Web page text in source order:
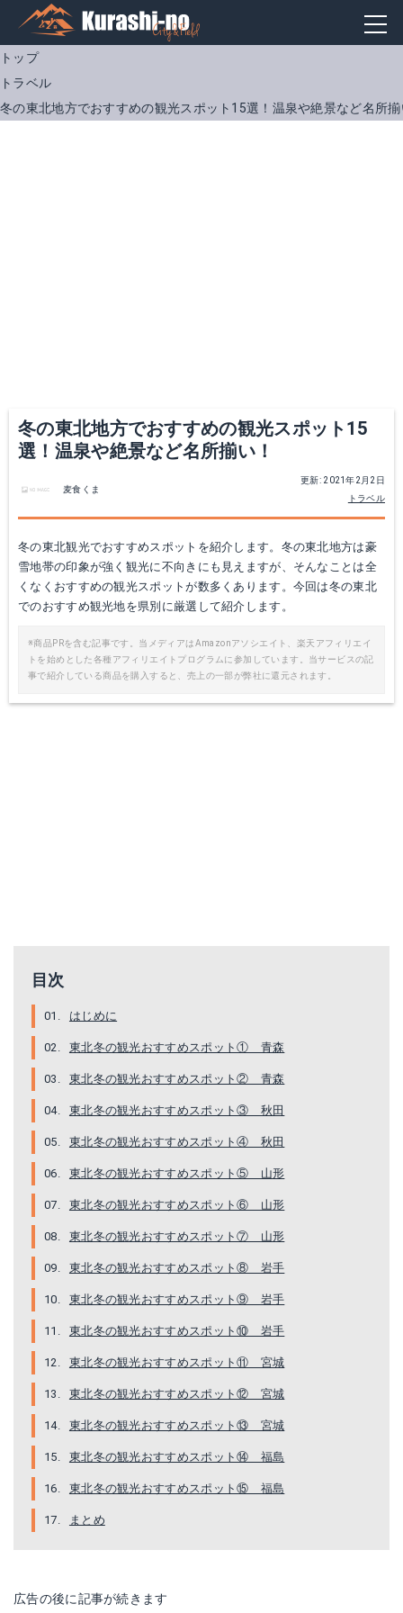
トップ
トラベル
冬の東北地方でおすすめの観光スポット15選！温泉や絶景など名所
冬の東北地方でおすすめの観光スポット15
選！温泉や絶景など名所揃い！
更新: 2021年2月2日
トラベル
麦食くま
冬の東北観光でおすすめスポットを紹介します。冬の東北地方は豪
雪地帯の印象が強く観光に不向きにも見えますが、そんなことは全
くなくおすすめの観光スポットが数多くあります。今回は冬の東北
でのおすすめ観光地を県別に厳選して紹介します。
※商品PRを含む記事です。当メディアはAmazonアソシエイト、楽天アフィリエイ
トを始めとした各種アフィリエイトプログラムに参加しています。当サービスの記
事で紹介している商品を購入すると、売上の一部が弊社に還元されます。
目次
はじめに
東北冬の観光おすすめスポット① 青森
東北冬の観光おすすめスポット② 青森
東北冬の観光おすすめスポット③ 秋田
東北冬の観光おすすめスポット④ 秋田
東北冬の観光おすすめスポット⑤ 山形
東北冬の観光おすすめスポット⑥ 山形
東北冬の観光おすすめスポット⑦ 山形
東北冬の観光おすすめスポット⑧ 岩手
東北冬の観光おすすめスポット⑨ 岩手
東北冬の観光おすすめスポット⑩ 岩手
東北冬の観光おすすめスポット⑪ 宮城
東北冬の観光おすすめスポット⑫ 宮城
東北冬の観光おすすめスポット⑬ 宮城
東北冬の観光おすすめスポット⑭ 福島
東北冬の観光おすすめスポット⑮ 福島
まとめ
広告の後に記事が続きます